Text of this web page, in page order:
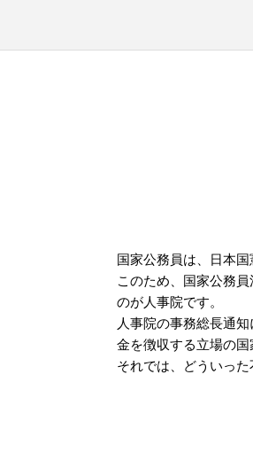
国家公務員は、日本国
このため、国家公務
のが人事院です。
人事院の事務総長通
金を徴収する立場の
それでは、どういっ